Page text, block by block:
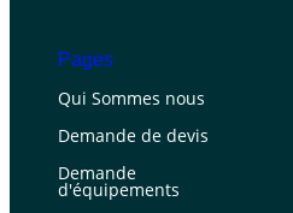
Pages
Qui Sommes nous
Demande de devis
Demande
d'équipements